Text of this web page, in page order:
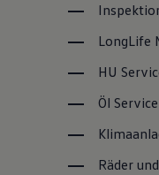
LongLife
HU
Öl Service
Räder